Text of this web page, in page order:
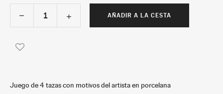
AÑADIR A LA CESTA
Juego de 4 tazas con motivos del artista en porcelana